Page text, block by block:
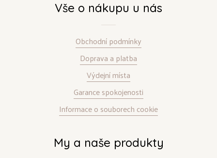
Vše o nákupu u nás
Obchodní podmínky
Doprava a platba
Výdejní místa
Garance spokojenosti
Informace o souborech cookie
My a naše produkty